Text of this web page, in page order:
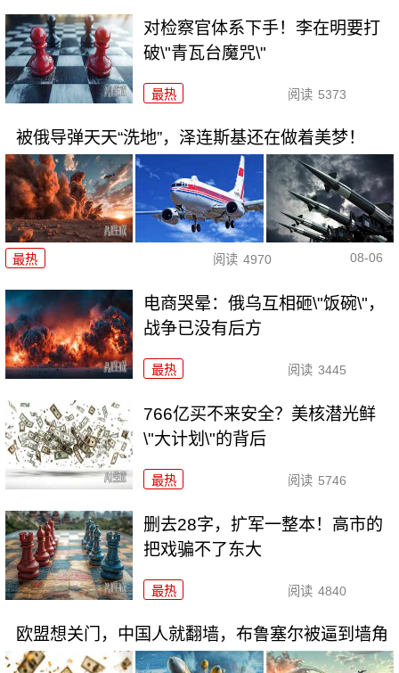
对检察官体系下手！李在明要打
破\"青瓦台魔咒\"
最热 阅读 5373
被俄导弹天天“洗地”，泽连斯基还在做着美梦！
最热 阅读 4970 08-06
电商哭晕：俄乌互相砸\"饭碗\"，
战争已没有后方
最热 阅读 3445
766亿买不来安全？美核潜光鲜
\"大计划\"的背后
最热 阅读 5746
删去28字，扩军一整本！高市的
把戏骗不了东大
最热 阅读 4840
欧盟想关门，中国人就翻墙，布鲁塞尔被逼到墙角